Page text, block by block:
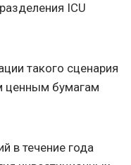
ICU
такого сценария
ценным бумагам
в течение года